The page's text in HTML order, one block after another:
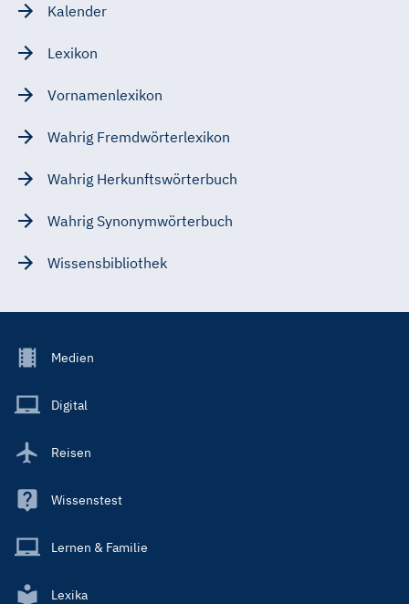
Kalender
Lexikon
Vornamenlexikon
Wahrig Fremdwörterlexikon
Wahrig Herkunftswörterbuch
Wahrig Synonymwörterbuch
Wissensbibliothek
Footer
Main
Medien
Digital
Reisen
Wissenstest
Lernen & Familie
Lexika